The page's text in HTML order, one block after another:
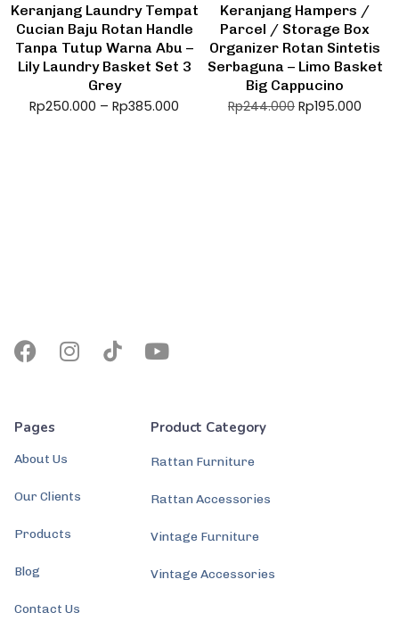
Keranjang Laundry Tempat
Cucian Baju Rotan Handle
Tanpa Tutup Warna Abu –
Lily Laundry Basket Set 3
Grey
Rp250.000 – Rp385.000
Keranjang Hampers /
Parcel / Storage Box
Organizer Rotan Sintetis
Serbaguna – Limo Basket
Big Cappucino
Rp244.000 Rp195.000
Pages
About Us
Our Clients
Products
Blog
Contact Us
Product Category
Rattan Furniture
Rattan Accessories
Vintage Furniture
Vintage Accessories